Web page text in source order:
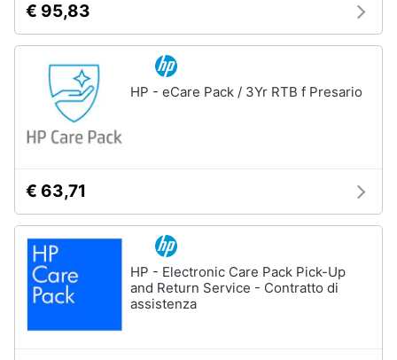
€ 95,83
HP - eCare Pack / 3Yr RTB f Presario
€ 63,71
HP - Electronic Care Pack Pick-Up
and Return Service - Contratto di
assistenza